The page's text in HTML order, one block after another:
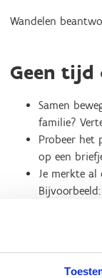
Wandelen
Geen tijd
Samen
familie?
Probeer het
op een
Je merkte
Zet